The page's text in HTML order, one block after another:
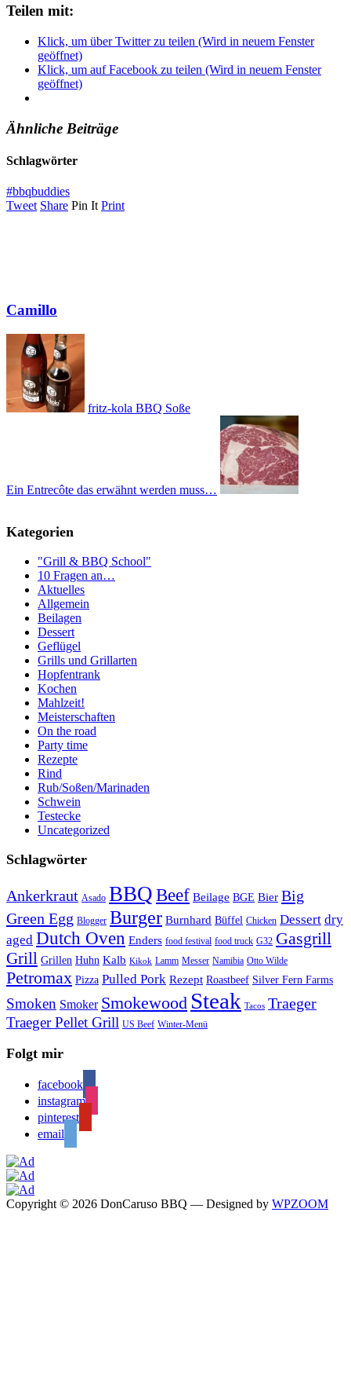
Teilen mit:
Klick, um über Twitter zu teilen (Wird in neuem Fenster
geöffnet)
Klick, um auf Facebook zu teilen (Wird in neuem Fenster
geöffnet)
Ähnliche Beiträge
Schlagwörter
#bbqbuddies
Tweet Share Pin It Print
Camillo
fritz-kola BBQ Soße
Ein Entrecôte das erwähnt werden muss…
Kategorien
"Grill & BBQ School"
10 Fragen an…
Aktuelles
Allgemein
Beilagen
Dessert
Geflügel
Grills und Grillarten
Hopfentrank
Kochen
Mahlzeit!
Meisterschaften
On the road
Party time
Rezepte
Rind
Rub/Soßen/Marinaden
Schwein
Testecke
Uncategorized
Schlagwörter
Ankerkraut Asado BBQBeef Beilage BGE Bier Big
Green Egg Blogger Burger Burnhard Büffel Chicken Dessert dry
aged Dutch Oven Enders food festival food truck G32 Gasgrill
Grill Grillen Huhn Kalb Kikok Lamm Messer Namibia Otto Wilde
Petromax Pizza Pulled Pork Rezept Roastbeef Silver Fern Farms
Smoken Smoker Smokewood Steak Tacos Traeger
Traeger Pellet Grill US Beef Winter-Menü
Folgt mir
facebook
instagram
pinterest
email
Copyright © 2026 DonCaruso BBQ — Designed by WPZOOM